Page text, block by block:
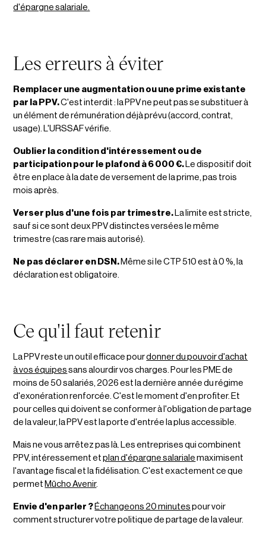
d'épargne salariale.
Les erreurs à éviter
Remplacer une augmentation ou une prime existante
par la PPV.C'est interdit : la PPV ne peut pas se substituer à
un élément de rémunération déjà prévu (accord, contrat,
usage). L'URSSAF vérifie.
Oublier la condition d'intéressement ou de
participation pour le plafond à 6 000 €. Le dispositif doit
être en place à la date de versement de la prime, pas trois
mois après.
Verser plus d'une fois par trimestre. La limite est stricte,
sauf si ce sont deux PPV distinctes versées le même
trimestre (cas rare mais autorisé).
Ne pas déclarer en DSN. Même si le CTP 510 est à 0 %, la
déclaration est obligatoire.
Ce qu'il faut retenir
La PPV reste un outil efficace pourdonner du pouvoir d'achat
à vos équipes sans alourdir vos charges. Pour les PME de
moins de 50 salariés, 2026 est la dernière année du régime
d'exonération renforcée. C'est le moment d'en profiter. Et
pour celles qui doivent se conformer à l'obligation de partage
de la valeur, la PPV est la porte d'entrée la plus accessible.
Mais ne vous arrêtez pas là. Les entreprises qui combinent
PPV, intéressement etplan d'épargne salariale maximisent
l'avantage fiscal et la fidélisation. C'est exactement ce que
permet Mūcho Avenir.
Envie d'en parler ? Échangeons 20 minutes pour voir
comment structurer votre politique de partage de la valeur.